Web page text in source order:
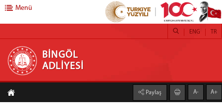
BİNGÖL ADLİYESİ
ANASAYFA
ADLİYEMİZ
Menü
BİNGÖL
ADLİYESİ
TR
ENG
Paylaş A- A+